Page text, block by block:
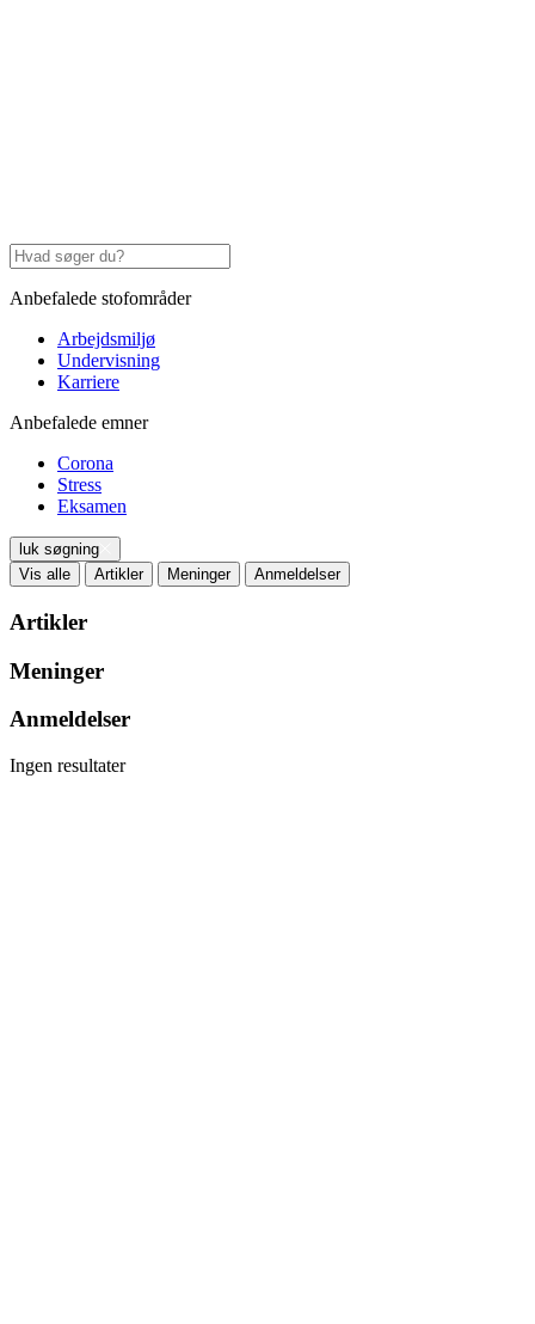
Anbefalede stofområder
Arbejdsmiljø
Undervisning
Karriere
Anbefalede emner
Corona
Stress
Eksamen
luk søgning
Vis alle
Artikler Meninger Anmeldelser
Artikler
Meninger
Anmeldelser
Ingen resultater